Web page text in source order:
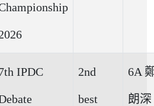
IPDC 2nd
best
6A
朗深